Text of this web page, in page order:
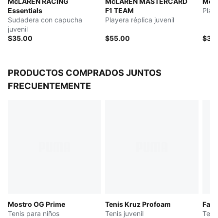
adolescentes de 8 a 16 años
Essentials
Sudadera con capucha
juvenil
$35.00
F1 TEAM
Playera réplica juvenil
$55.00
PRODUCTOS COMPRADOS JUNTOS
FRECUENTEMENTE
Mostro OG Prime
Tenis para niños
Tenis Kruz Profoam
Tenis juvenil
Fade